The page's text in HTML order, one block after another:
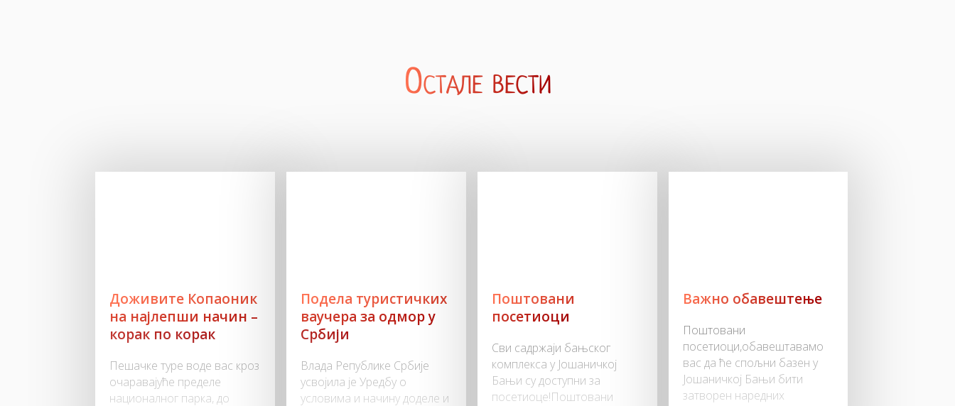
Остале вести
Доживите Копаоник
на најлепши начин –
корак по корак
Пешачке туре воде вас кроз
очаравајуће пределе
националног парка, до
Подела туристичких
ваучера за одмор у
Србији
Влада Републике Србије
усвојила је Уредбу о
условима и начину доделе и
Поштовани
посетиоци
Сви садржаји бањског
комплекса у Јошаничкој
Бањи су доступни за
посетиоце!Поштовани
Важно обавештење
Поштовани
посетиоци,обавештавамо
вас да ће спољни базен у
Јошаничкој Бањи бити
затворен наредних